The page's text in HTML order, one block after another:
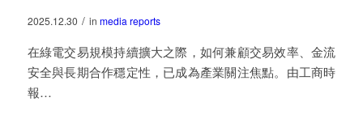
2025.12.30 / in media reports
在綠電交易規模持續擴大之際，如何兼顧交易效率、金流
安全與長期合作穩定性，已成為產業關注焦點。由工商時
報…